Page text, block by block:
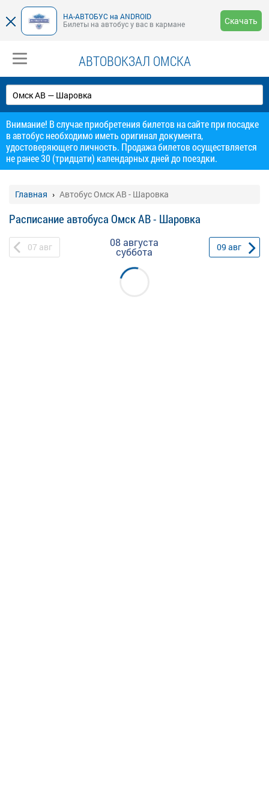
НА-АВТОБУС на ANDROID
Билеты на автобус у вас в кармане
Скачать
АВТОВОКЗАЛ ОМСКА
Внимание! В случае приобретения билетов на сайте при посадке
в автобус необходимо иметь оригинал документа,
удостоверяющего личность. Продажа билетов осуществляется
не ранее 30 (тридцати) календарных дней до поездки.
Главная Автобус Омск АВ - Шаровка
Расписание автобуса Омск АВ - Шаровка
07 авг 08 августа
суббота 09 авг